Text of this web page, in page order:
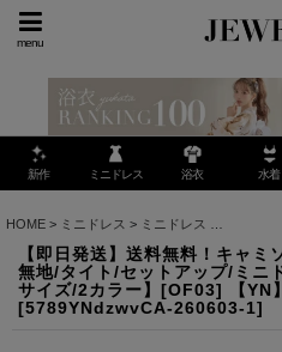
menu
新作 ミニドレス 浴衣 水着
HOME > ミニドレス > ミニドレス
【即日発送】送料無料！キャ
無地/タイト/セットアップ/ミニ
サイズ/2カラー】[OF03] 【YN
[5789YNdzwvCA-260603-1]